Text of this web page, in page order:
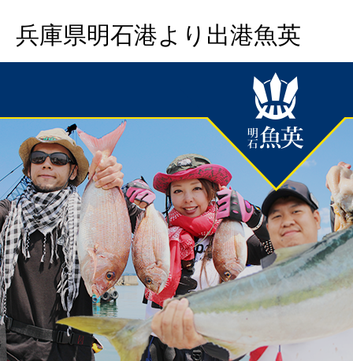
兵庫県明石港より出港魚英